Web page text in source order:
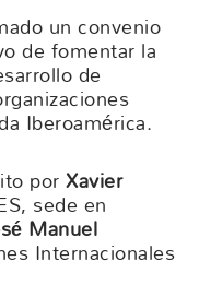
un convenio
de fomentar la
de
Iberoamérica.
porXavier
sede en
Manuel
Internacionales